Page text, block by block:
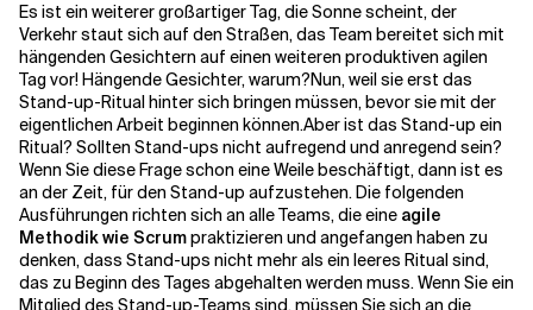
Es ist ein weiterer großartiger Tag, die Sonne scheint, der
Verkehr staut sich auf den Straßen, das Team bereitet sich mit
hängenden Gesichtern auf einen weiteren produktiven agilen
Tag vor! Hängende Gesichter, warum?Nun, weil sie erst das
Stand-up-Ritualhinter sich bringen müssen, bevor sie mit der
eigentlichen Arbeit beginnen können.Aber ist das Stand-up ein
Ritual? Sollten Stand-ups nicht aufregend und anregend sein?
Wenn Sie diese Frage schon eine Weile beschäftigt, dann ist es
an der Zeit, für den Stand-up aufzustehen. Die folgenden
Ausführungen richten sich an alle Teams, die eine agile
Methodik wie Scrumpraktizieren und angefangen haben zu
denken, dass Stand-ups nicht mehr als ein leeres Ritual sind,
das zu Beginn des Tages abgehalten werden muss.Wenn Sie ein
Mitglied des Stand-up-Teams sind, müssen Sie sich an die